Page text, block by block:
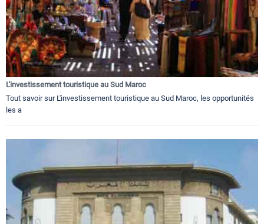
L'investissement touristique au Sud Maroc
Tout savoir sur L'investissement touristique au Sud Maroc, les opportunités
les a